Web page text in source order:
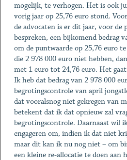
mogelijk, te verhogen. Het is ook
vorig jaar op 25,76 euro stond.
de advocaten is er dit jaar, voor de
bespreken, een bijkomend bedrag
om de puntwaarde op 25,76 euro
die 2 978 000 euro niet hebben,
met 1 euro tot 24,76 euro. Het
Ik heb dat bedrag van 2 978 000
begrotingscontrole van april
dat vooralsnog niet gekregen van
betekent dat ik dat opnieuw zal
begrotingscontrole. Daarnaast wil
engageren om, indien ik dat niet
maar dit kan ik nu nog niet – om
een kleine re-allocatie te doen aan